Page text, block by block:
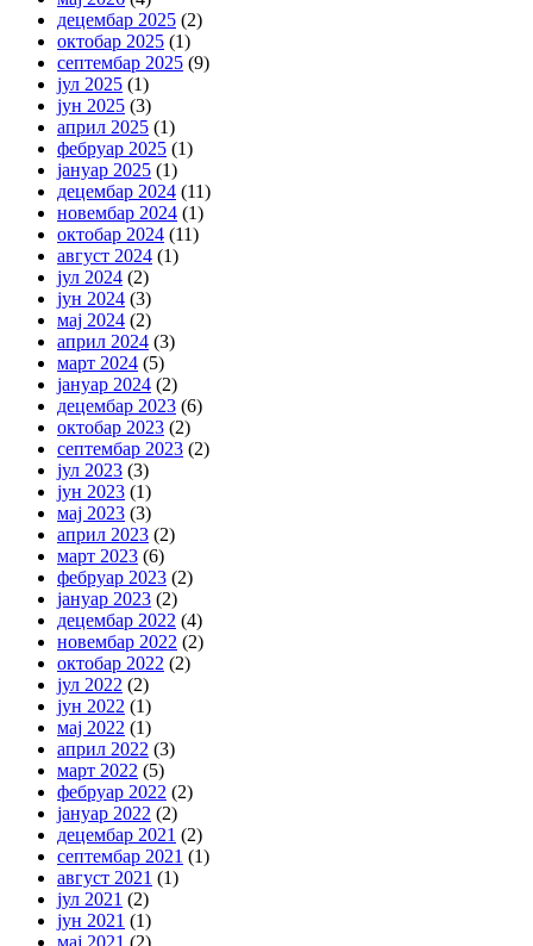
децембар 2025 (2)
октобар 2025 (1)
септембар 2025 (9)
јул 2025 (1)
јун 2025 (3)
април 2025 (1)
фебруар 2025 (1)
јануар 2025 (1)
децембар 2024 (11)
новембар 2024 (1)
октобар 2024 (11)
август 2024 (1)
јул 2024 (2)
јун 2024 (3)
мај 2024 (2)
април 2024 (3)
март 2024 (5)
јануар 2024 (2)
децембар 2023 (6)
октобар 2023 (2)
септембар 2023 (2)
јул 2023 (3)
јун 2023 (1)
мај 2023 (3)
април 2023 (2)
март 2023 (6)
фебруар 2023 (2)
јануар 2023 (2)
децембар 2022 (4)
новембар 2022 (2)
октобар 2022 (2)
јул 2022 (2)
јун 2022 (1)
мај 2022 (1)
април 2022 (3)
март 2022 (5)
фебруар 2022 (2)
јануар 2022 (2)
децембар 2021 (2)
септембар 2021 (1)
август 2021 (1)
јул 2021 (2)
јун 2021 (1)
мај 2021 (2)